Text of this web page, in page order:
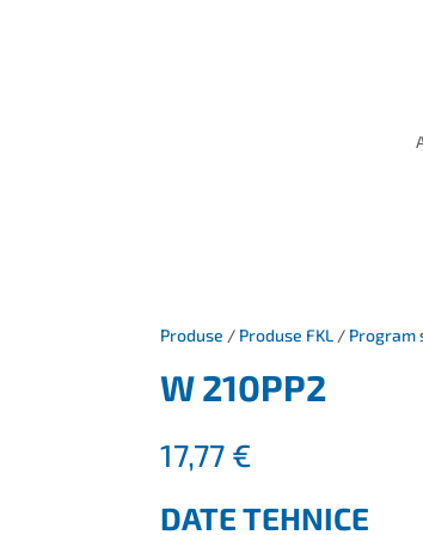
Produse / Produse FKL / Program
W 210PP2
17,77 €
DATE TEHNICE